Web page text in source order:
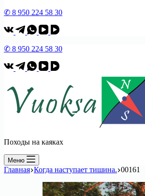
✆ 8 950 224 58 30
✆ 8 950 224 58 30
Походы на каяках
Меню
Главная Когда наступает тишина. 00161